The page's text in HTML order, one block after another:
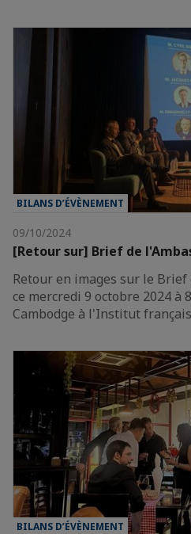
BILANS D’ÉVÈNEMENT
09/10/2024
[Retour sur] Brief de
Retour en images sur le Brief
ce mercredi 9 octobre 2024 à
Cambodge à l'Institut
BILANS D’ÉVÈNEMENT